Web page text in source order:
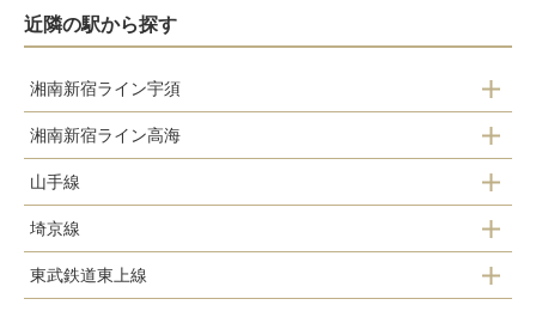
近隣の駅から探す
湘南新宿ライン宇須
池袋駅
湘南新宿ライン高海
池袋駅
山手線
目白駅
池袋駅
埼京線
池袋駅
東武鉄道東上線